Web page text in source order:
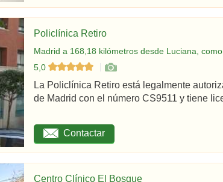
Policlínica Retiro
Madrid a 168,18 kilómetros desde Luciana,
5,0
La Policlínica Retiro está legalmente
de Madrid con el número CS9511 y tiene
Contactar
Centro Clínico El Bosque